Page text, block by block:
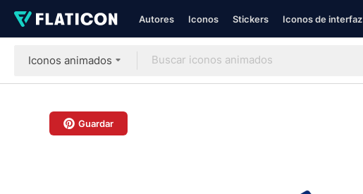
Autores Iconos Stickers Iconos de interfaz
Iconos animados
Guardar